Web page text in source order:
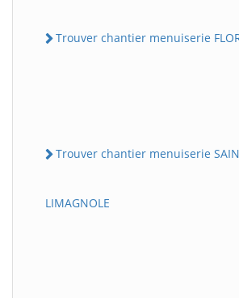
Trouver chantier menuiserie
Trouver chantier menuiserie
LIMAGNOLE